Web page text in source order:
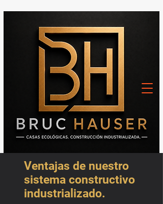
Ventajas de nuestro
sistema constructivo
industrializado.